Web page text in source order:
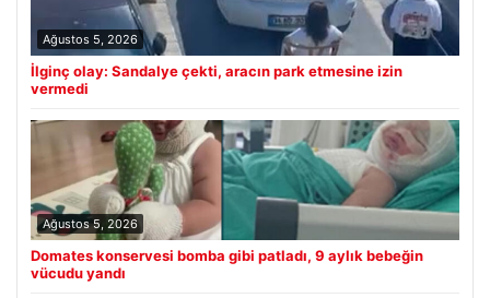
Ağustos 5, 2026
İlginç olay: Sandalye çekti, aracın park etmesine izin
vermedi
Ağustos 5, 2026
Domates konservesi bomba gibi patladı, 9 aylık bebeğin
vücudu yandı